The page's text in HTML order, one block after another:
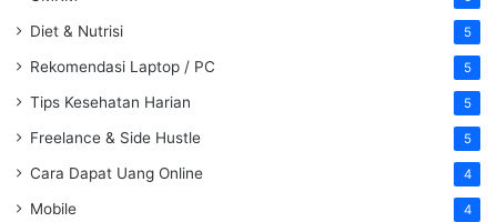
Diet & Nutrisi 5
Rekomendasi Laptop / PC 5
Tips Kesehatan Harian 5
Freelance & Side Hustle 5
Cara Dapat Uang Online 4
Mobile 4